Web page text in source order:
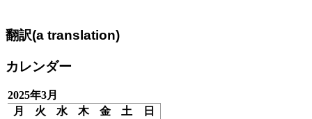
翻訳(a translation)
カレンダー
2025年3月
月
火 水 木 金 土
日